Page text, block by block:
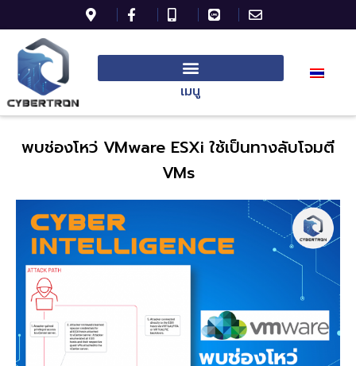
เมนู
พบช่องโหว่ VMware ESXiใช้เป็นทางลับโจมตี
VMs